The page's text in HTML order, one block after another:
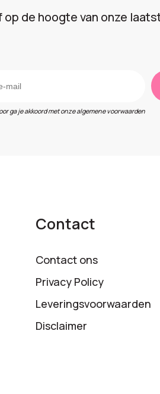
op de hoogte van onze
ga je akkoord met onze algemene voorwaarden
Contact
Contact ons
Privacy Policy
Leveringsvoorwaarden
Disclaimer